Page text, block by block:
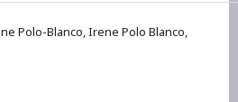
Polo-Blanco, Irene Polo Blanco,